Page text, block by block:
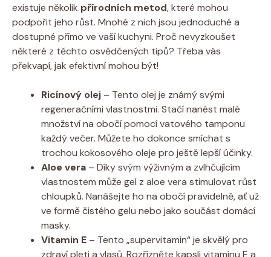
existuje několik přírodních metod, které mohou
podpořit jeho růst. Mnohé z nich jsou jednoduché a
dostupné přímo ve vaší kuchyni. Proč nevyzkoušet
některé z těchto osvědčených tipů? Třeba vás
překvapí, jak efektivní mohou být!
Ricínový olej – Tento olej je známý svými
regeneračními vlastnostmi. Stačí nanést malé
množství na obočí pomocí vatového tamponu
každý večer. Můžete ho dokonce smíchat s
trochou kokosového oleje pro ještě lepší účinky.
Aloe vera – Díky svým výživným a zvlhčujícím
vlastnostem může gel z aloe vera stimulovat růst
chloupků. Nanášejte ho na obočí pravidelně, ať už
ve formě čistého gelu nebo jako součást domácí
masky.
Vitamin E – Tento „supervitamin“ je skvělý pro
zdraví pleti a vlasů. Rozřízněte kapsli vitamínu E a